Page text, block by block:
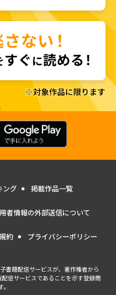
ング 掲載作品一覧
者情報の外部送信について
約 プライバシーポリシー
書籍配信サービスが、著作権者から
信サービスであることを示す登録商